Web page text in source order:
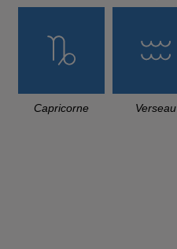
Capricorne Verseau